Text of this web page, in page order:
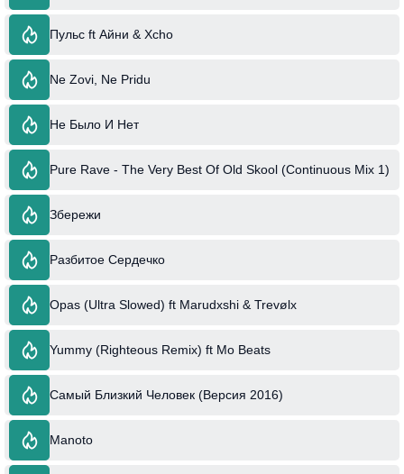
Пульс ft Айни & Xcho
Ne Zovi, Ne Pridu
Не Было И Нет
Pure Rave - The Very Best Of Old Skool (Continuous Mix 1)
Збережи
Разбитое Сердечко
Opas (Ultra Slowed) ft Marudxshi & Trevølx
Yummy (Righteous Remix) ft Mo Beats
Самый Близкий Человек (Версия 2016)
Manoto